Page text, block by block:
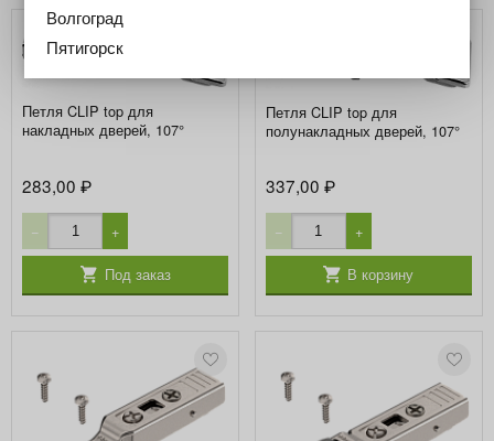
Петля CLIP top для
накладных дверей, 107°
283,00₽
− +
Под заказ
Петля CLIP top для
полунакладных дверей, 107°
337,00 ₽
− +
В корзину
Волгоград
Пятигорск